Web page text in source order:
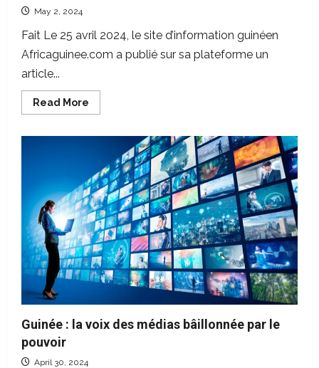
May 2, 2024
Fait Le 25 avril 2024, le site d’information guinéen
Africaguinee.com a publié sur sa plateforme un
article...
Read More
more
Sénégal
fournir
de
l’électricité
à
la
Guinée</strong>
Guinée : la voix des médias bâillonnée par le
pouvoir
April 30, 2024